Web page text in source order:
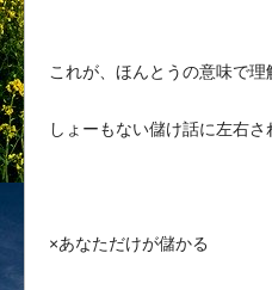
これが、ほんとうの意味で理
しょーもない儲け話に左右さ
×あなただけが儲かる